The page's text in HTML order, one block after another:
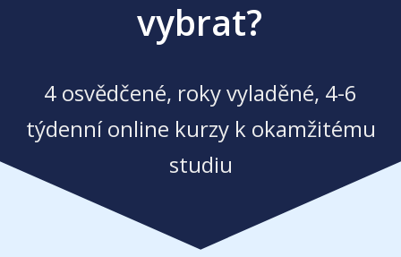
vybrat?
4 osvědčené, roky vyladěné, 4-6
týdenní online kurzy k okamžitému
studiu